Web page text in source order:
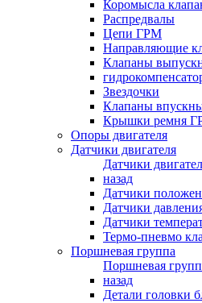
Коромысла
Распредвалы
Цепи ГРМ
Направляющие
Клапаны
Звездочки
Клапаны
Крышки ремня
Опоры двигателя
Датчики двигателя
Датчики
назад
Датчики
Датчики
Датчики
Термо-пневмо
Поршневая группа
Поршневая
назад
Детали головки